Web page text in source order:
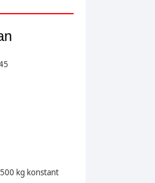
kg konstant